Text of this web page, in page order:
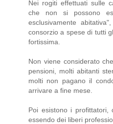
Nei rogiti effettuati sulle
che non si possono
esclusivamente
consorzio a spese di tutti
fortissima.
Non viene considerato
pensioni, molti abitanti
molti non pagano il
arrivare a fine mese.
Poi esistono i profittatori,
essendo dei liberi